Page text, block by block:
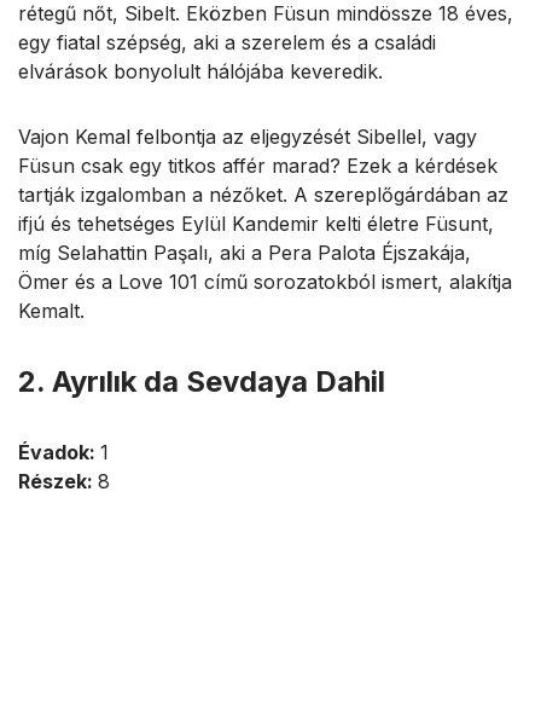
rétegű nőt, Sibelt. Eközben Füsun mindössze 18 éves,
egy fiatal szépség, aki a szerelem és a családi
elvárások bonyolult hálójába keveredik.
Vajon Kemal felbontja az eljegyzését Sibellel, vagy
Füsun csak egy titkos affér marad? Ezek a kérdések
tartják izgalomban a nézőket. A szereplőgárdában az
ifjú és tehetséges Eylül Kandemir kelti életre Füsunt,
míg Selahattin Paşalı, aki a Pera Palota Éjszakája,
Ömer és a Love 101 című sorozatokból ismert, alakítja
Kemalt.
2. Ayrılık da Sevdaya Dahil
Évadok: 1
Részek: 8